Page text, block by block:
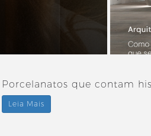
Porcelanatos que contam
Leia Mais